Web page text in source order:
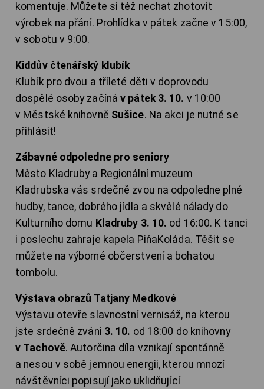
komentuje. Můžete si též nechat zhotovit
výrobek na přání. Prohlídka v pátek začne v 15:00,
v sobotu v 9:00.
Kiddův čtenářský klubík
Klubík pro dvou a tříleté děti v doprovodu
dospělé osoby začínáv pátek 3. 10. v 10:00
v Městské knihovně Sušice. Na akci je nutné se
přihlásit!
Zábavné odpoledne pro seniory
Město Kladruby a Regionální muzeum
Kladrubska vás srdečně zvou na odpoledne plné
hudby, tance, dobrého jídla a skvělé nálady do
Kulturního domu Kladruby 3. 10. od 16:00. K tanci
i poslechu zahraje kapela PiňaKoláda. Těšit se
můžete na výborné občerstvení a bohatou
tombolu.
Výstava obrazů Tatjany Medkové
Výstavu otevře slavnostní vernisáž, na kterou
jste srdečně zváni 3. 10. od 18:00 do knihovny
v Tachově. Autorčina díla vznikají spontánně
a nesou v sobě jemnou energii, kterou mnozí
návštěvníci popisují jako uklidňující